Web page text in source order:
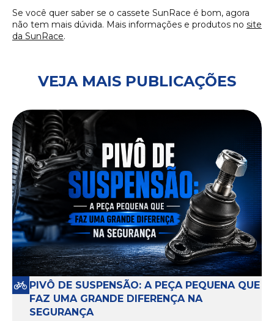
Se você quer saber se o cassete SunRace é bom, agora
não tem mais dúvida. Mais informações e produtos no site
da SunRace.
VEJA MAIS PUBLICAÇÕES
PIVÔ DE SUSPENSÃO: A PEÇA PEQUENA QUE
FAZ UMA GRANDE DIFERENÇA NA
SEGURANÇA